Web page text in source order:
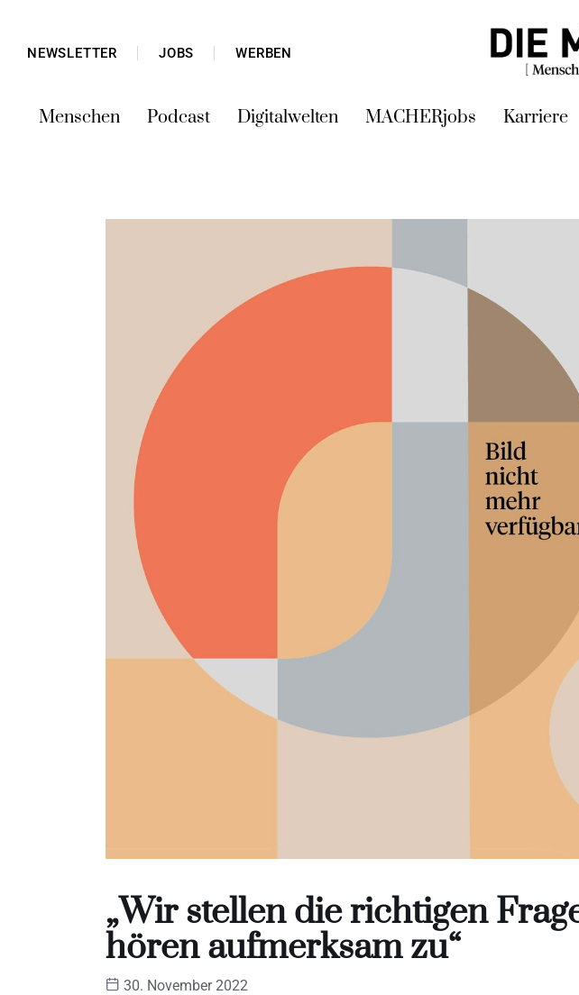
NEWSLETTER JOBS WERBEN
Menschen Podcast Digitalwelten MACHERjobs Karriere
„Wir stellen die richtigen
hören aufmerksam zu“
30. November 2022